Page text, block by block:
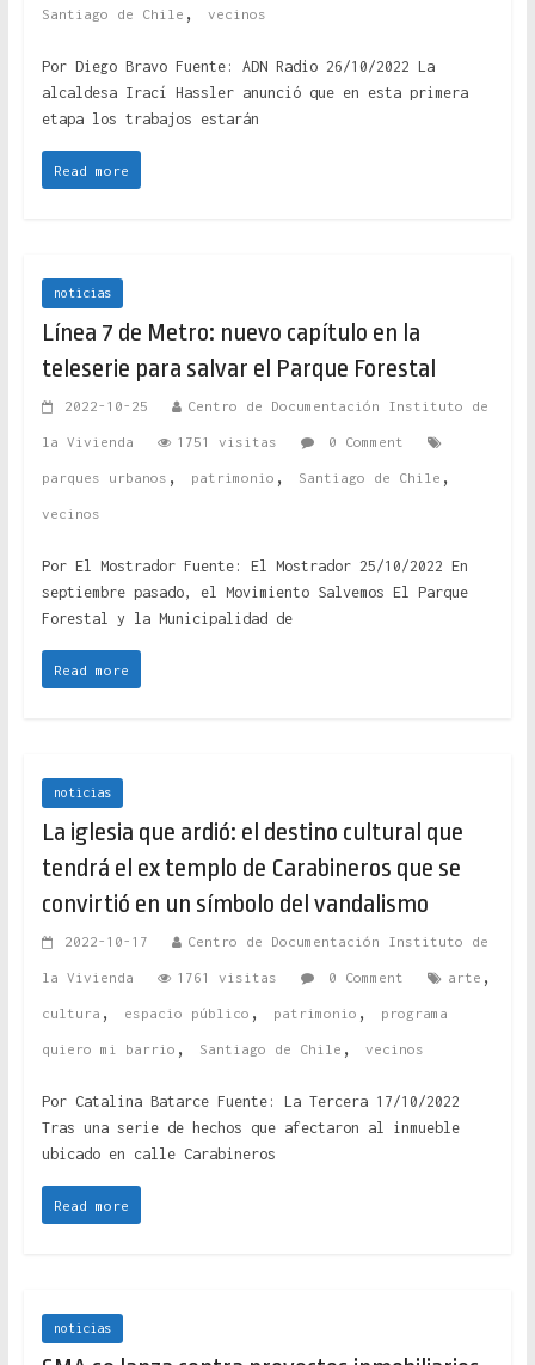
Santiago de Chile , vecinos
Por Diego Bravo Fuente: ADN Radio 26/10/2022 La
alcaldesa Irací Hassler anunció que en esta primera
etapa los trabajos estarán
Read more
noticias
Línea 7 de Metro: nuevo capítulo en la
teleserie para salvar el Parque Forestal
2022-10-25 Centro de Documentación Instituto de
la Vivienda 1751 visitas 0 Comment
parques urbanos , patrimonio , Santiago de Chile ,
vecinos
Por El Mostrador Fuente: El Mostrador 25/10/2022 En
septiembre pasado, el Movimiento Salvemos El Parque
Forestal y la Municipalidad de
Read more
noticias
La iglesia que ardió: el destino cultural que
tendrá el ex templo de Carabineros que se
convirtió en un símbolo del vandalismo
2022-10-17 Centro de Documentación Instituto de
la Vivienda 1761 visitas 0 Comment arte ,
cultura , espacio público , patrimonio , programa
quiero mi barrio , Santiago de Chile , vecinos
Por Catalina Batarce Fuente: La Tercera 17/10/2022
Tras una serie de hechos que afectaron al inmueble
ubicado en calle Carabineros
Read more
noticias